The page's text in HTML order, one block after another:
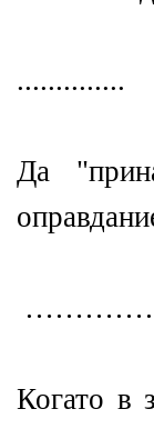
..............
Да
Когато в